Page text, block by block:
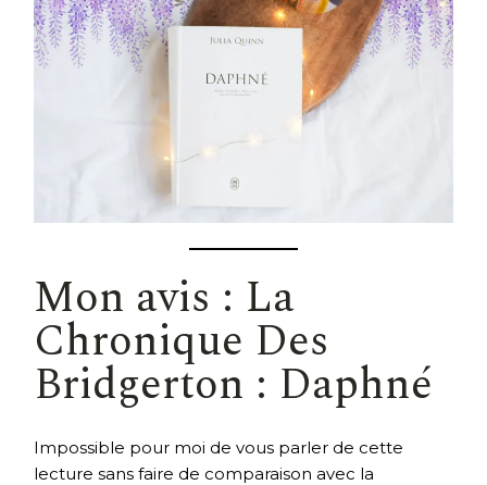
Mon avis : La
Chronique Des
Bridgerton : Daphné
Impossible pour moi de vous parler de cette
lecture sans faire de comparaison avec la